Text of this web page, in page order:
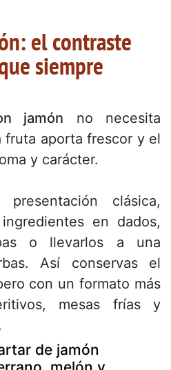
el contraste
siempre
jamón no necesita
fruta aporta frescor y el
y carácter.
clásica,
en dados,
o llevarlos a una
Así conservas el
con un formato más
mesas frías y
de jamón